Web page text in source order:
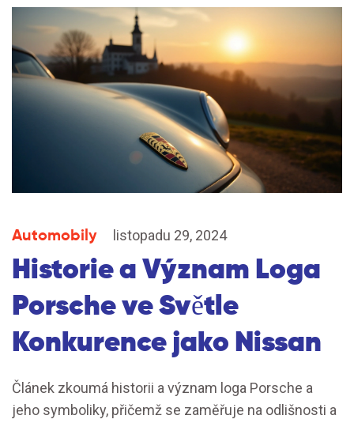
Automobily listopadu 29, 2024
Historie a Význam Loga
Porsche ve Světle
Konkurence jako Nissan
Článek zkoumá historii a význam loga Porsche a
jeho symboliky, přičemž se zaměřuje na odlišnosti a